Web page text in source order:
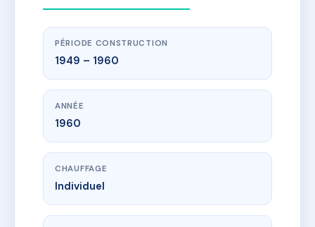
PÉRIODE CONSTRUCTION
1949 – 1960
ANNÉE
1960
CHAUFFAGE
Individuel